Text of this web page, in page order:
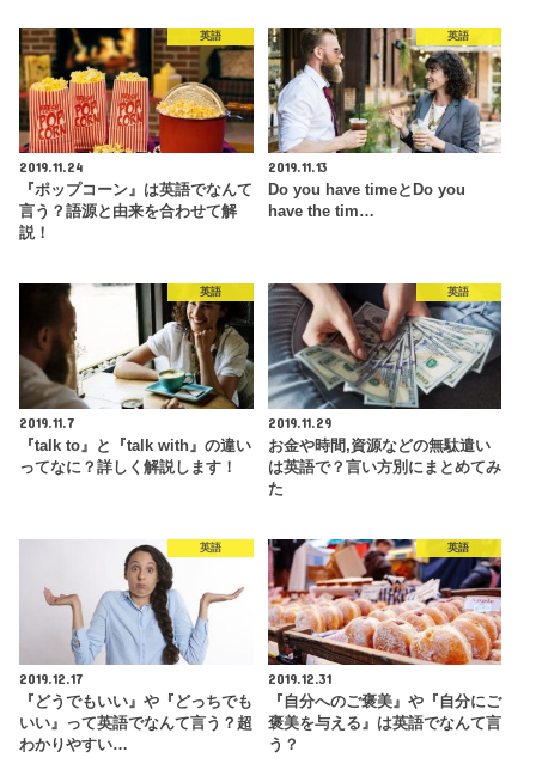
英語
2019.11.24
『ポップコーン』は英語でなんて
言う？語源と由来を合わせて解
説！
英語
2019.11.13
Do you have timeとDo you
have the tim…
英語
2019.11.7
『talk to』と『talk with』の違い
ってなに？詳しく解説します！
英語
2019.11.29
お金や時間,資源などの無駄遣い
は英語で？言い方別にまとめてみ
た
英語
2019.12.17
『どうでもいい』や『どっちでも
いい』って英語でなんて言う？超
わかりやすい…
英語
2019.12.31
『自分へのご褒美』や『自分にご
褒美を与える』は英語でなんて言
う？